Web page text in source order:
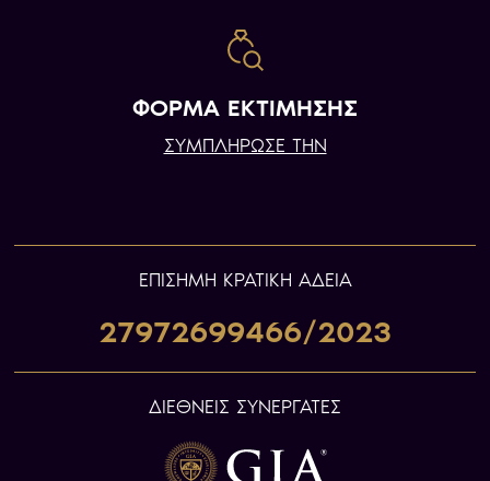
ΦΟΡΜΑ ΕΚΤΙΜΗΣΗΣ
ΣΥΜΠΛΗΡΩΣΕ ΤΗΝ
ΕΠIΣΗΜΗ ΚΡΑΤΙΚΗ ΑΔΕΙΑ
27972699466/2023
ΔΙΕΘΝΕΙΣ ΣΥΝΕΡΓΑΤΕΣ